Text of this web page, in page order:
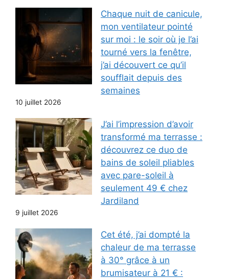
Chaque nuit de canicule,
mon ventilateur pointé
sur moi : le soir où je l’ai
tourné vers la fenêtre,
j’ai découvert ce qu’il
soufflait depuis des
semaines
10 juillet 2026
J’ai l’impression d’avoir
transformé ma terrasse :
découvrez ce duo de
bains de soleil pliables
avec pare-soleil à
seulement 49 € chez
Jardiland
9 juillet 2026
Cet été, j’ai dompté la
chaleur de ma terrasse
à 30° grâce à un
brumisateur à 21 € :